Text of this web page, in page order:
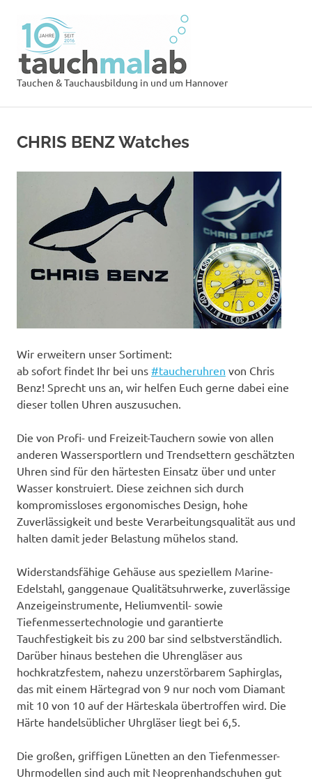
Inhalt
springen
Tauchen & Tauchausbildung in und um Hannover
CHRIS BENZ Watches
Wir erweitern unser Sortiment:
ab sofort findet Ihr bei uns #taucheruhren von Chris
Benz! Sprecht uns an, wir helfen Euch gerne dabei eine
dieser tollen Uhren auszusuchen.
Die von Profi- und Freizeit-Tauchern sowie von allen
anderen Wassersportlern und Trendsettern geschätzten
Uhren sind für den härtesten Einsatz über und unter
Wasser konstruiert. Diese zeichnen sich durch
kompromissloses ergonomisches Design, hohe
Zuverlässigkeit und beste Verarbeitungsqualität aus und
halten damit jeder Belastung mühelos stand.
Widerstandsfähige Gehäuse aus speziellem Marine-
Edelstahl, ganggenaue Qualitätsuhrwerke, zuverlässige
Anzeigeinstrumente, Heliumventil- sowie
Tiefenmessertechnologie und garantierte
Tauchfestigkeit bis zu 200 bar sind selbstverständlich.
Darüber hinaus bestehen die Uhrengläser aus
hochkratzfestem, nahezu unzerstörbarem Saphirglas,
das mit einem Härtegrad von 9 nur noch vom Diamant
mit 10 von 10 auf der Härteskala übertroffen wird. Die
Härte handelsüblicher Uhrgläser liegt bei 6,5.
Die großen, griffigen Lünetten an den Tiefenmesser-
Uhrmodellen sind auch mit Neoprenhandschuhen gut